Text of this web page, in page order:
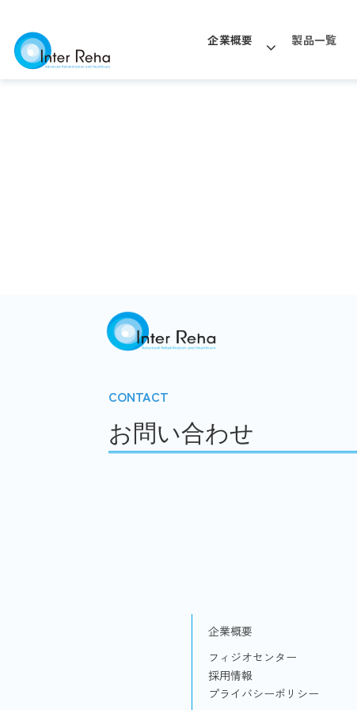
企業概要 製品一覧
CONTACT
お問い合わせ
企業概要
フィジオセンター
採用情報
プライバシーポリシー